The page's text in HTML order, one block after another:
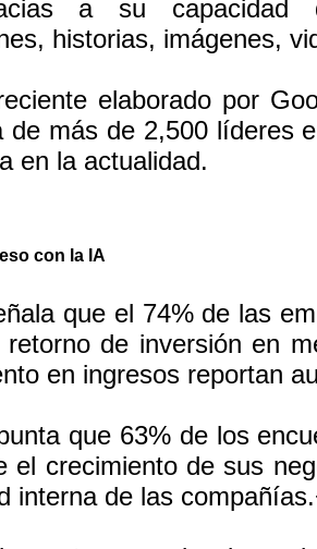
a su capacidad
historias, imágenes,
elaborado por
de más de 2,500 líderes
en la actualidad.
con la IA
que el 74% de las
retorno de inversión en
en ingresos reportan
que 63% de los
el crecimiento de sus
interna de las